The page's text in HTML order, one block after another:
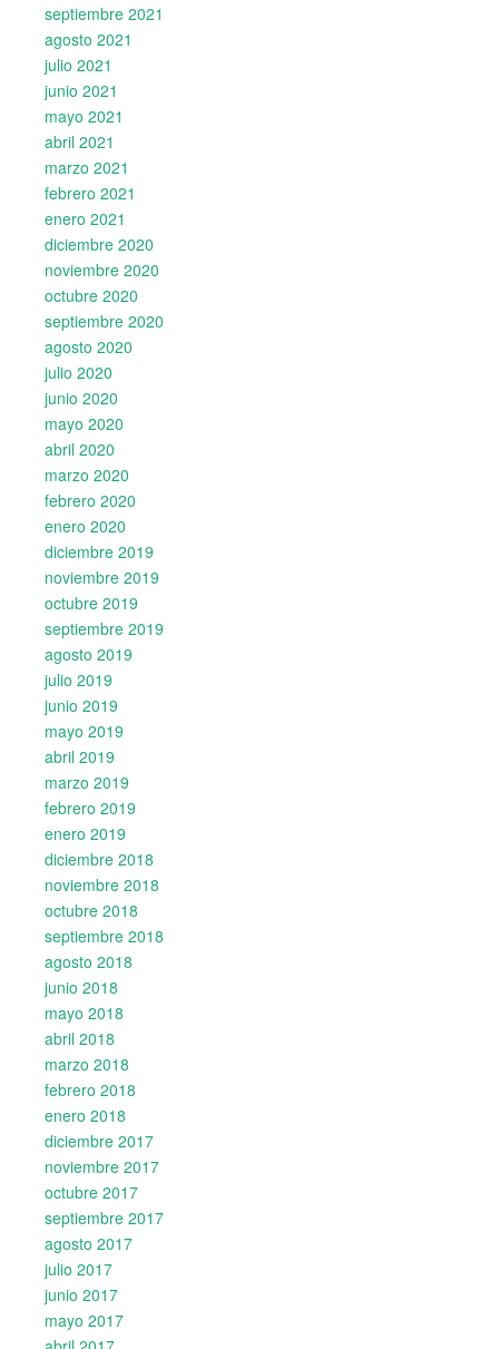
septiembre 2021
agosto 2021
julio 2021
junio 2021
mayo 2021
abril 2021
marzo 2021
febrero 2021
enero 2021
diciembre 2020
noviembre 2020
octubre 2020
septiembre 2020
agosto 2020
julio 2020
junio 2020
mayo 2020
abril 2020
marzo 2020
febrero 2020
enero 2020
diciembre 2019
noviembre 2019
octubre 2019
septiembre 2019
agosto 2019
julio 2019
junio 2019
mayo 2019
abril 2019
marzo 2019
febrero 2019
enero 2019
diciembre 2018
noviembre 2018
octubre 2018
septiembre 2018
agosto 2018
junio 2018
mayo 2018
abril 2018
marzo 2018
febrero 2018
enero 2018
diciembre 2017
noviembre 2017
octubre 2017
septiembre 2017
agosto 2017
julio 2017
junio 2017
mayo 2017